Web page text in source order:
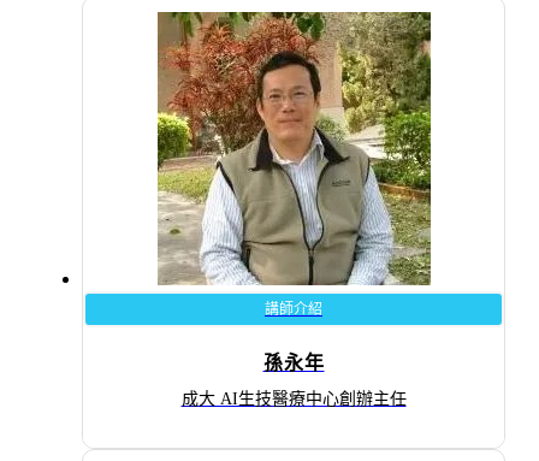
講師介紹
孫永年
成大 AI生技醫療中心創辦主任